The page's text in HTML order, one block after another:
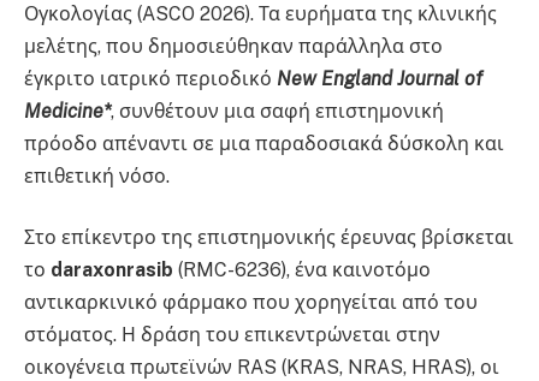
Ογκολογίας (ASCO 2026). Τα ευρήματα της κλινικής
μελέτης, που δημοσιεύθηκαν παράλληλα στο
έγκριτο ιατρικό περιοδικό New England Journal of
Medicine*, συνθέτουν μια σαφή επιστημονική
πρόοδο απέναντι σε μια παραδοσιακά δύσκολη και
επιθετική νόσο.
Στο επίκεντρο της επιστημονικής έρευνας βρίσκεται
το daraxonrasib (RMC-6236), ένα καινοτόμο
αντικαρκινικό φάρμακο που χορηγείται από του
στόματος. Η δράση του επικεντρώνεται στην
οικογένεια πρωτεϊνών RAS (KRAS, NRAS, HRAS), οι